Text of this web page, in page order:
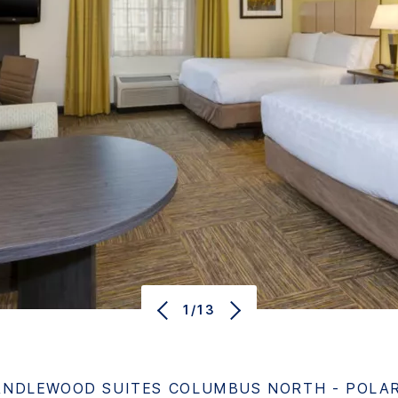
1/13
SUITES COLUMBUS NORTH -